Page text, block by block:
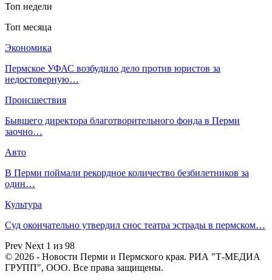
Топ недели
Топ месяца
Экономика
Пермское УФАС возбудило дело против юристов за
недостоверную…
Происшествия
Бывшего директора благотворительного фонда в Перми
заочно…
Авто
В Перми поймали рекордное количество безбилетников за
один…
Культура
Суд окончательно утвердил снос театра эстрады в пермском…
Prev Next 1 из 98
© 2026 - Новости Перми и Пермского края. РИА "Т-МЕДИА
ГРУПП", ООО. Все права защищены.